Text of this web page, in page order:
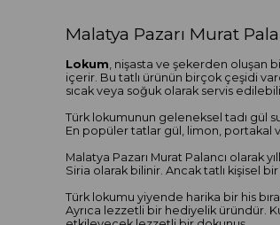
Malatya Pazarı Murat
Lokum , nişasta ve şekerden oluşan
içerir. Bu tatlı ürünün birçok çeşidi
sıcak veya soğuk olarak servis
Türk lokumunun geleneksel tadı gül
En popüler tatlar gül, limon, portakal
Malatya Pazarı Murat Palancı olarak
Siria olarak bilinir. Ancak tatlı kişisel
Türk lokumu yiyende harika bir his
Ayrıca lezzetli bir hediyelik üründür.